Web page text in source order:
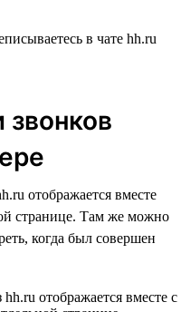
в чате hh.ru
звонков
отображается вместе
странице. Там же можно
когда был совершен